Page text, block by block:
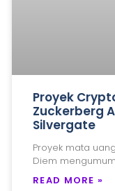
Proyek
Zuckerberg
Silvergate
Proyek mata
Diem
READ MORE »